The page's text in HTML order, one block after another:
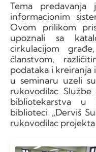
Tema predavanja
informacionim
Ovom prilikom
upoznali sa
cirkulacijom
članstvom,
podataka i kreiranja
u seminaru uzeli
rukovodilac
bibliotekarstva u
biblioteci „Derviš
rukovodilac projekta